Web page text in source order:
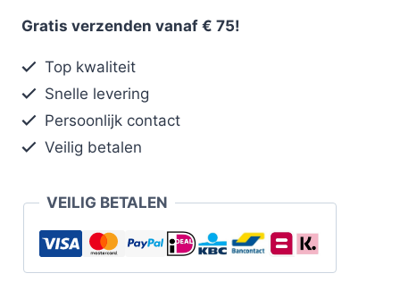
Gratis verzenden vanaf € 75!
Top kwaliteit
Snelle levering
Persoonlijk contact
Veilig betalen
VEILIG BETALEN